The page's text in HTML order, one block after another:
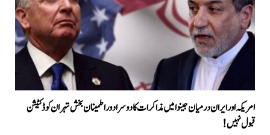
امریکہ اور ایران درمیان جینوا میں مذاکرات کا دوسرا دور اطمینان بخش تہران کو ڈکٹیشن
قبول نہیں!